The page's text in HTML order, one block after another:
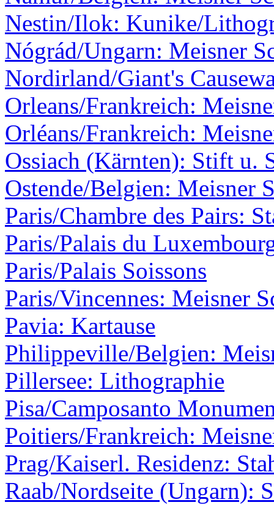
Nestin/Ilok: Kunike/
Nógrád/Ungarn: Meisner
Nordirland/Giant's
Orleans/Frankreich:
Orléans/Frankreich:
Ossiach (Kärnten): Stift u.
Ostende/Belgien: Meisner
Paris/Chambre des Pairs:
Paris/Palais du
Paris/Palais Soissons
Paris/Vincennes: Meisner
Pavia: Kartause
Philippeville/Belgien:
Pillersee: Lithographie
Pisa/Camposanto
Poitiers/Frankreich:
Prag/Kaiserl. Residenz:
Raab/Nordseite (Ungarn):